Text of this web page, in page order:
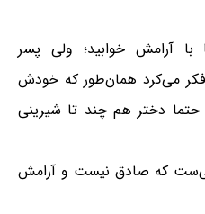
آرامش خوابید؛ ولی پسر
فکر می‌کرد همان‌طور که خودش
حتما دختر هم چند تا شیرینی
که صادق نیست و آرامش